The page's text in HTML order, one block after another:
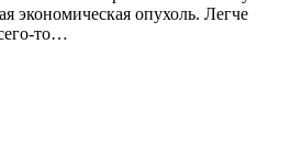
экономическая опухоль. Легче
то…